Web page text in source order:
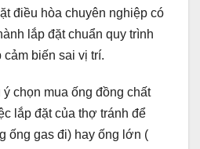
điều hòa chuyên nghiệp có
lắp đặt chuẩn quy trình
cảm biến sai vị trí.
chọn mua ống đồng chất
lắp đặt của thợ tránh để
ống gas đi) hay ống lớn (